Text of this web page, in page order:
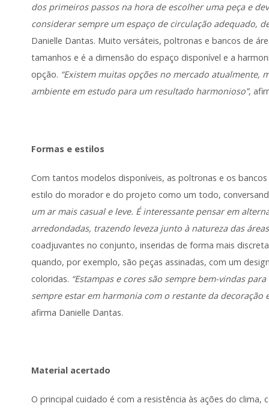
dos primeiros passos na hora de escolher uma peça e
considerar sempre um espaço de circulação adequado,
Danielle Dantas. Muito versáteis, poltronas e bancos de
tamanhos e é a dimensão do espaço disponível e a
opção. “Existem muitas opções no mercado atualmente,
ambiente em estudo para um resultado harmonioso”,
Formas e estilos
Com tantos modelos disponíveis, as poltronas e os
estilo do morador e do projeto como um todo,
um ar mais casual e leve. É interessante pensar em
arredondadas, trazendo leveza junto à natureza das
coadjuvantes no conjunto, inseridas de forma mais
quando, por exemplo, são peças assinadas, com um
coloridas. “Estampas e cores são sempre bem-vindas
sempre estar em harmonia com o restante da
afirma Danielle Dantas.
Material acertado
O principal cuidado é com a resistência às ações do clima,